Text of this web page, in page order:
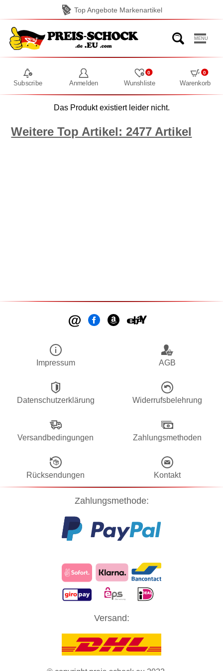
zu Ihren Rechten als Benutzer finden Sie in unserer
Cookies zu akzeptieren und direkt unsere Website besuchen zu
ZUSTIMMUNG
Top Angebote Markenartikel
MENU
Subscribe Anmelden Wunshliste
0
Warenkorb
0
Das Produkt existiert leider nicht.
Weitere Top Artikel: 2477 Artikel
Impressum AGB
Datenschutzerklärung Widerrufsbelehrung
Versandbedingungen Zahlungsmethoden
Rücksendungen Kontakt
Zahlungsmethode:
Versand: